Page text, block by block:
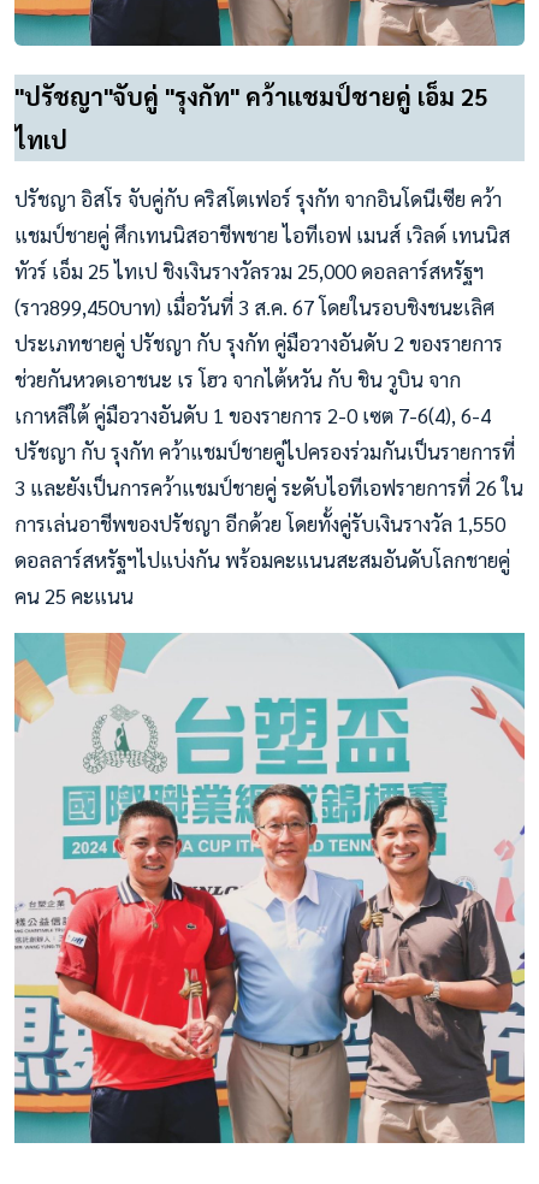
"ปรัชญา"จับคู่ "รุงกัท" คว้าแชมป์ชายคู่ เอ็ม 25
ไทเป
ปรัชญา อิสโร จับคู่กับ คริสโตเฟอร์ รุงกัท จากอินโดนีเซีย คว้า
แชมป์ชายคู่ ศึกเทนนิสอาชีพชาย ไอทีเอฟ เมนส์ เวิลด์ เทนนิส
ทัวร์ เอ็ม 25 ไทเป ชิงเงินรางวัลรวม 25,000 ดอลลาร์สหรัฐฯ
(ราว899,450บาท) เมื่อวันที่ 3 ส.ค. 67 โดยในรอบชิงชนะเลิศ
ประเภทชายคู่ ปรัชญา กับ รุงกัท คู่มือวางอันดับ 2 ของรายการ
ช่วยกันหวดเอาชนะ เร โฮว จากไต้หวัน กับ ชิน วูบิน จาก
เกาหลีใต้ คู่มือวางอันดับ 1 ของรายการ 2-0 เซต 7-6(4), 6-4
ปรัชญา กับ รุงกัท คว้าแชมป์ชายคู่ไปครองร่วมกันเป็นรายการที่
3 และยังเป็นการคว้าแชมป์ชายคู่ ระดับไอทีเอฟรายการที่ 26 ใน
การเล่นอาชีพของปรัชญา อีกด้วย โดยทั้งคู่รับเงินรางวัล 1,550
ดอลลาร์สหรัฐฯไปแบ่งกัน พร้อมคะแนนสะสมอันดับโลกชายคู่
คน 25 คะแนน